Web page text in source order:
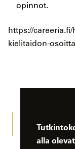
opinnot.
https://
kielitaidon-
alla